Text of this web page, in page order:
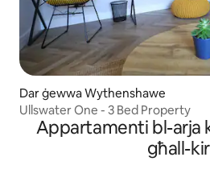
Dar ġewwa Wythenshawe
Ullswater One - 3 Bed Property
Appartamenti bl-arja
għall-